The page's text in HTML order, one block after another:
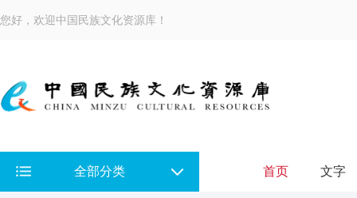
您好，欢迎中国民族文化资源库！
全部分类 首页 文字